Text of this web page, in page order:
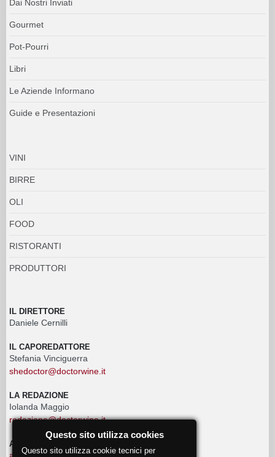
Dai Nostri Inviati
Gourmet
Pot-Pourri
Libri
Le Aziende Informano
Guide e Presentazioni
VINI
BIRRE
OLI
FOOD
RISTORANTI
PRODUTTORI
IL DIRETTORE
Daniele Cernilli
IL CAPOREDATTORE
Stefania Vinciguerra
shedoctor@doctorwine.it
LA REDAZIONE
Iolanda Maggio
redazione@doctorwine.it
ADVERTISING
advertising@doctorwine.it
Questo sito utilizza cookies
Questo sito utilizza cookie tecnici per